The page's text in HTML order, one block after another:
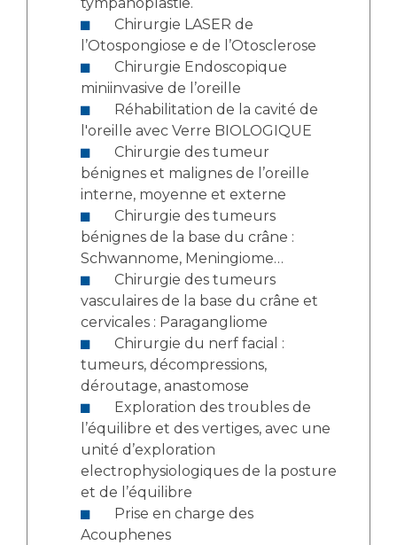
l’Otospongiose e de l’Otosclerose
miniinvasive de l’oreille
l'oreille avec Verre BIOLOGIQUE
bénignes et malignes de l’oreille
interne, moyenne et externe
bénignes de la base du crâne :
Schwannome, Meningiome…
vasculaires de la base du crâne et
cervicales : Paragangliome
tumeurs, décompressions,
déroutage, anastomose
l’équilibre et des vertiges, avec une
unité d’exploration
electrophysiologiques de la posture
et de l’équilibre
Acouphenes